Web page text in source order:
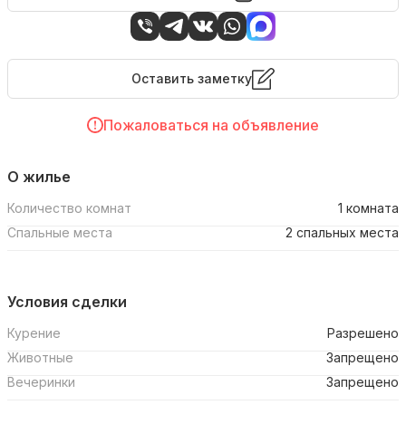
Оставить заметку
Пожаловаться на объявление
О жилье
Количество комнат
1 комната
Спальные места
2 спальных места
Условия сделки
Курение
Разрешено
Животные
Запрещено
Вечеринки
Запрещено